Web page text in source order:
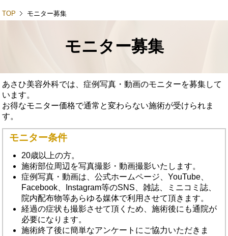
TOP モニター募集
モニター募集
あさひ美容外科では、症例写真・動画のモニターを募集して
います。
お得なモニター価格で通常と変わらない施術が受けられま
す。
モニター条件
20歳以上の方。
施術部位周辺を写真撮影・動画撮影いたします。
症例写真・動画は、公式ホームページ、YouTube、
Facebook、Instagram等のSNS、雑誌、ミニコミ誌、
院内配布物等あらゆる媒体で利用させて頂きます。
経過の症状も撮影させて頂くため、施術後にも通院が
必要になります。
施術終了後に簡単なアンケートにご協力いただきま